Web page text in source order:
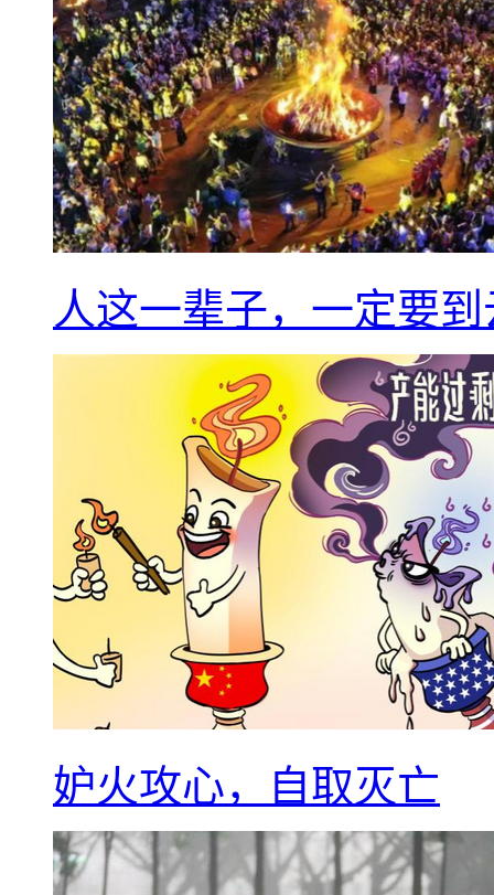
人这一辈子，一定要
妒火攻心，自取灭亡